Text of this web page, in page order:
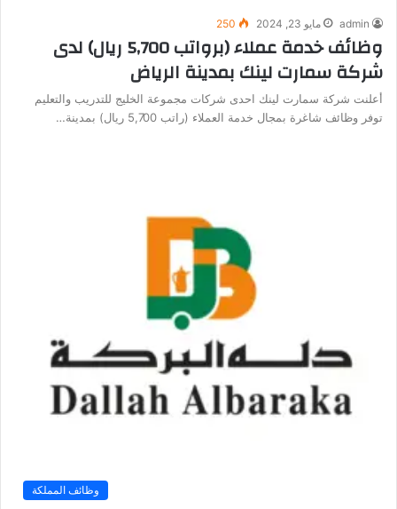
admin مايو 23, 2024 250
وظائف خدمة عملاء (برواتب 5,700 ريال) لدى
شركة سمارت لينك بمدينة الرياض
أعلنت شركة سمارت لينك احدى شركات مجموعة الخليج للتدريب والتعليم
توفر وظائف شاغرة بمجال خدمة العملاء (راتب 5,700 ريال) بمدينة…
وظائف المملكة